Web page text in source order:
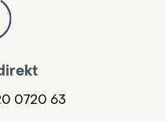
0720 63